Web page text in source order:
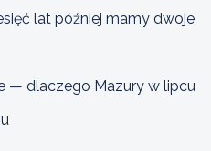
lat później mamy dwoje
— dlaczego Mazury w lipcu